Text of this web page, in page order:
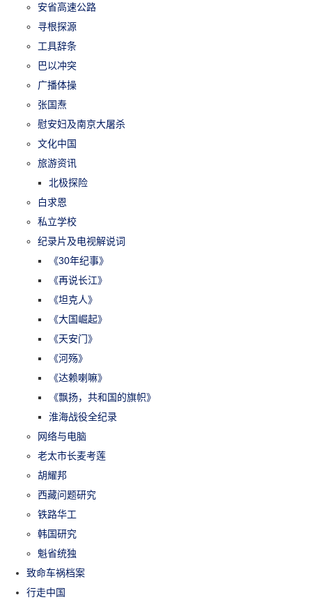
安省高速公路
寻根探源
工具辞条
巴以冲突
广播体操
张国焘
慰安妇及南京大屠杀
文化中国
旅游资讯
北极探险
白求恩
私立学校
纪录片及电视解说词
《30年纪事》
《再说长江》
《坦克人》
《大国崛起》
《天安门》
《河殇》
《达赖喇嘛》
《飘扬，共和国的旗帜》
淮海战役全纪录
网络与电脑
老太市长麦考莲
胡耀邦
西藏问题研究
铁路华工
韩国研究
魁省统独
致命车祸档案
行走中国